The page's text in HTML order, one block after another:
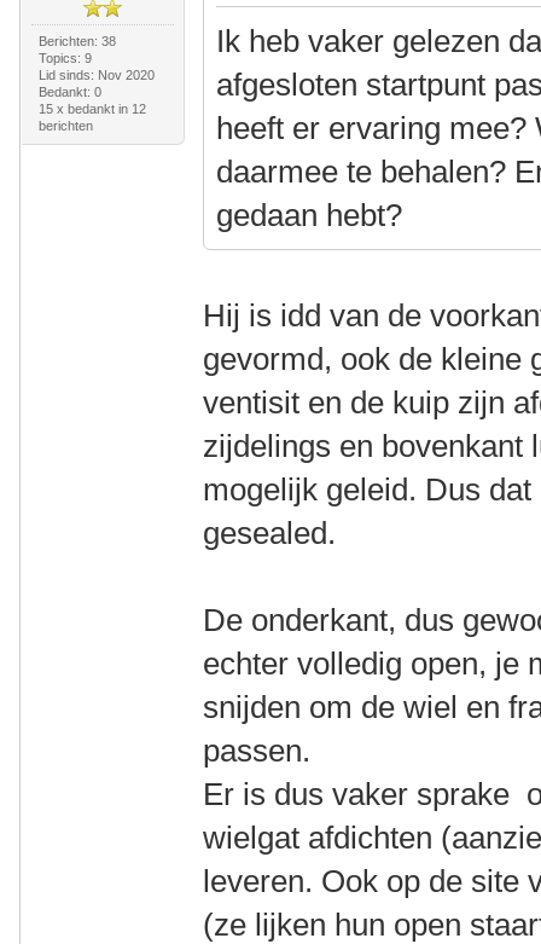
Berichten: 38
Topics: 9
Lid sinds: Nov 2020
Bedankt: 0
15 x bedankt in 12
berichten
Ik heb vaker gelezen
afgesloten startpunt
heeft er ervaring
daarmee te behalen?
gedaan hebt?
Hij is idd van de
gevormd, ook de kleine
ventisit en de kuip zijn
zijdelings en bovenkant
mogelijk geleid. Dus
gesealed.
De onderkant, dus
echter volledig open, je
snijden om de wiel en
passen.
Er is dus vaker sprake
wielgat afdichten
leveren. Ook op de site
(ze lijken hun open